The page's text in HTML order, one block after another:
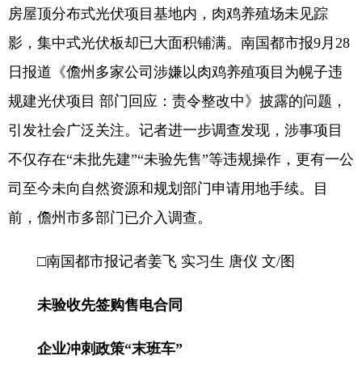
房屋顶分布式光伏项目基地内，肉鸡养殖场未见踪
影，集中式光伏板却已大面积铺满。南国都市报9月28
日报道《儋州多家公司涉嫌以肉鸡养殖项目为幌子违
规建光伏项目 部门回应：责令整改中》披露的问题，
引发社会广泛关注。记者进一步调查发现，涉事项目
不仅存在“未批先建”“未验先售”等违规操作，更有一公
司至今未向自然资源和规划部门申请用地手续。目
前，儋州市多部门已介入调查。
□南国都市报记者姜飞 实习生 唐仪 文/图
未验收先签购售电合同
企业冲刺政策“末班车”